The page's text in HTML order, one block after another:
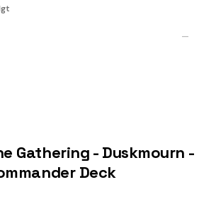
—
Gathering - Duskmourn -
Deck